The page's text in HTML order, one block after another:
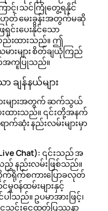
ာင့်၊ သင်ကြုံတွေ့ရနိုင်
မေးခွန်းအတွက်မဆို
င်းပေးနိုင်သော
ည်းထားသည်။ ဤ
ားများ စိတ်ချယုံကြည်
က်အကူပြုသည်။
န်နယ်များ
းများအတွက် ဆက်သွယ်
းထားသည်။ ၎င်းတို့အနက်
က်ဆုံး နည်းလမ်းများမှာ
Chat): ၎င်းသည် အ
နည်းလမ်းဖြစ်သည်။
က်စကားပြောခလုတ်
မှုဝန်ထမ်းများနှင့်
သည်။ ဥပမာအားဖြင့်၊
ေသွင်းငွေထုတ်ပြဿနာ